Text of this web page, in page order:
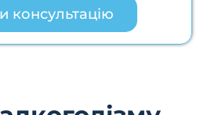
консультацію